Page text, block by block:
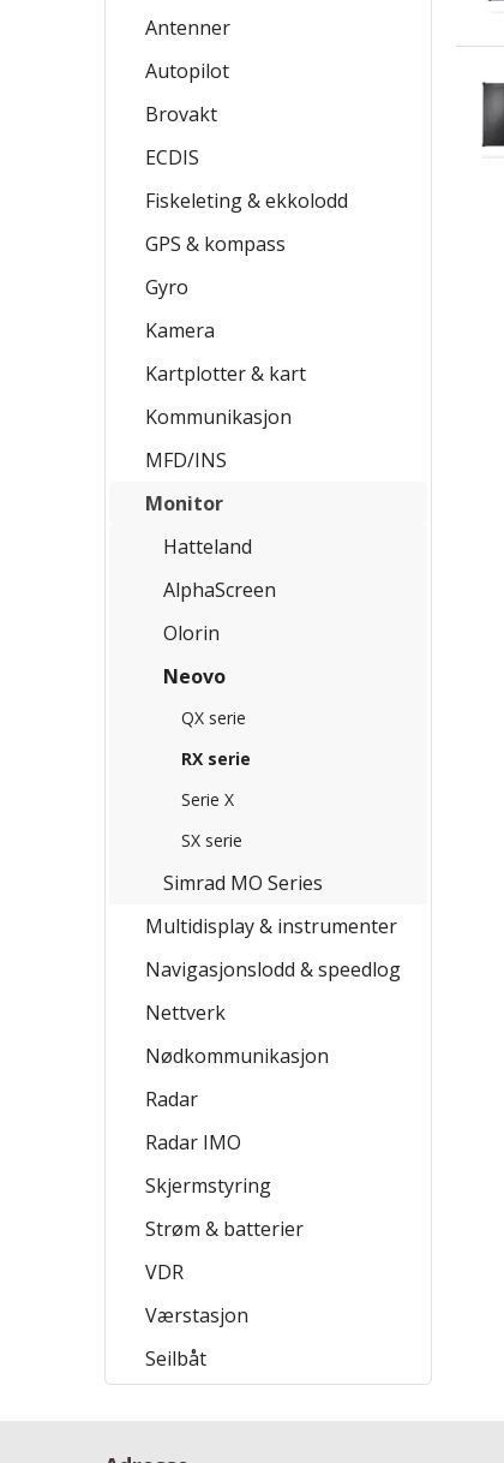
Antenner
Autopilot
Brovakt
ECDIS
Fiskeleting & ekkolodd
GPS & kompass
Gyro
Kamera
Kartplotter & kart
Kommunikasjon
MFD/INS
Monitor
Hatteland
AlphaScreen
Olorin
Neovo
QX serie
RX serie
Serie X
SX serie
Simrad MO Series
Multidisplay & instrumenter
Navigasjonslodd & speedlog
Nettverk
Nødkommunikasjon
Radar
Radar IMO
Skjermstyring
Strøm & batterier
VDR
Værstasjon
Seilbåt